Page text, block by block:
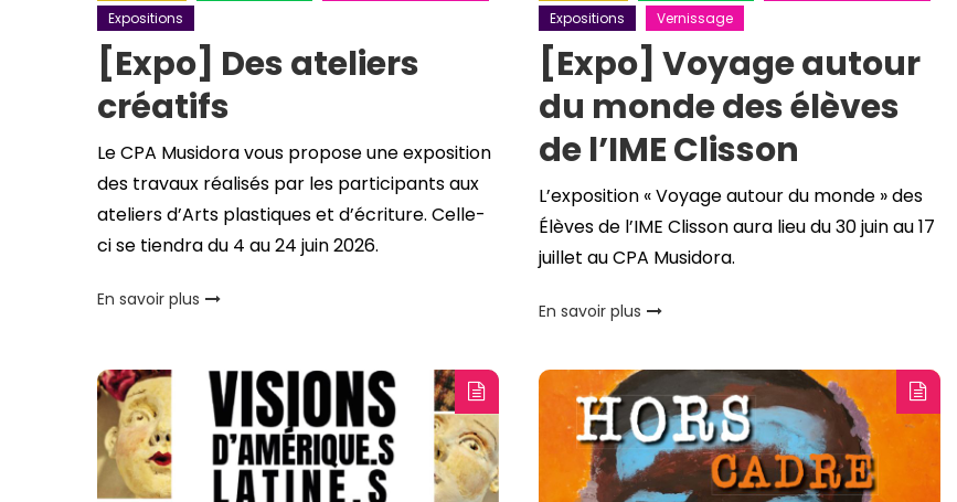
Expositions
[Expo] Des ateliers
créatifs
Le CPA Musidora vous propose une exposition
des travaux réalisés par les participants aux
ateliers d’Arts plastiques et d’écriture. Celle-
ci se tiendra du 4 au 24 juin 2026.
En savoir plus
Expositions
Vernissage
[Expo] Voyage autour
du monde des élèves
de l’IME Clisson
L’exposition « Voyage autour du monde » des
Élèves de l’IME Clisson aura lieu du 30 juin au 17
juillet au CPA Musidora.
En savoir plus